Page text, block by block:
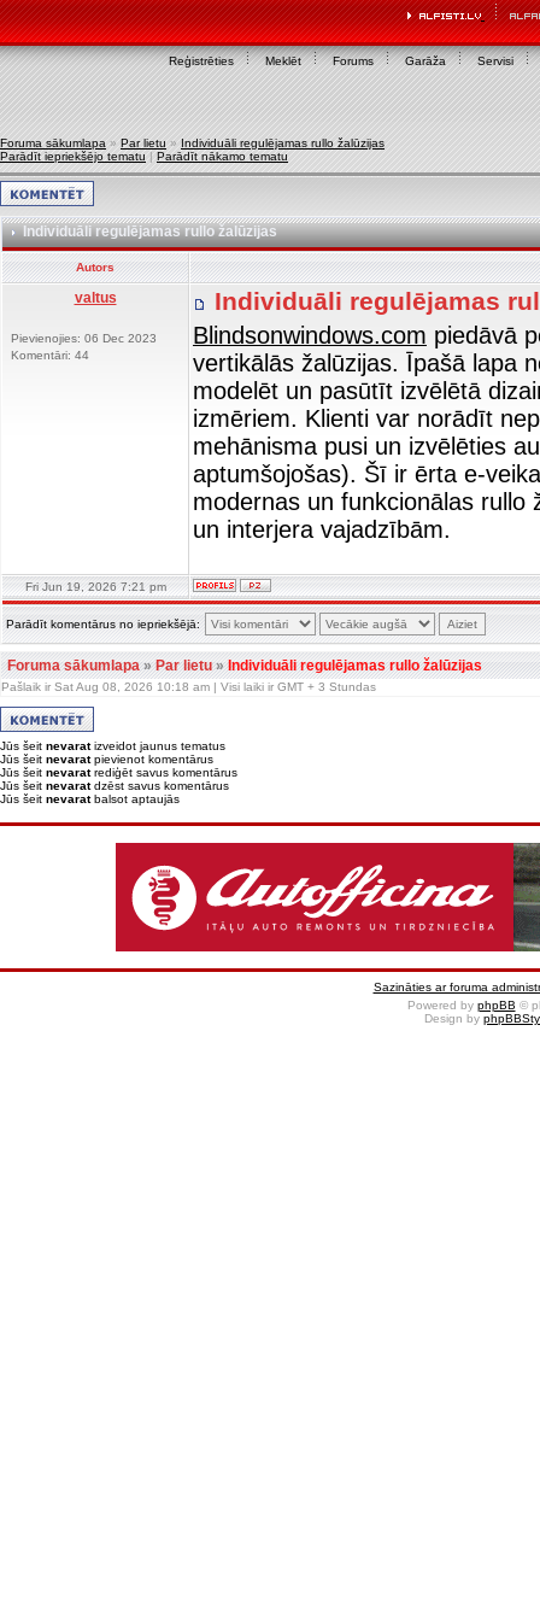
Reģistrēties Meklēt Forums Garāža Servisi
Foruma sākumlapa » Par lietu » Individuāli regulējamas rullo žalūzijas
Parādīt iepriekšējo tematu | Parādīt nākamo tematu
Individuāli regulējamas rullo žalūzijas
Autors
valtus
Pievienojies: 06 Dec 2023
Komentāri: 44
Individuāli regulējamas
Blindsonwindows.com piedāvā
vertikālās žalūzijas. Īpašā lapa
modelēt un pasūtīt izvēlētā
izmēriem. Klienti var norādīt
mehānisma pusi un izvēlēties
aptumšojošas). Šī ir ērta e-
modernas un funkcionālas rullo
un interjera vajadzībām.
Fri Jun 19, 2026 7:21 pm
Parādīt komentārus no iepriekšējā:
Foruma sākumlapa»Par lietu»Individuāli regulējamas rullo žalūzijas
Pašlaik ir Sat Aug 08, 2026 10:18 am | Visi laiki ir GMT + 3 Stundas
Jūs šeit nevaratizveidot jaunus tematus
Jūs šeit nevaratpievienot komentārus
Jūs šeit nevaratrediģēt savus komentārus
Jūs šeit nevaratdzēst savus komentārus
Jūs šeit nevaratbalsot aptaujās
Sazināties ar foruma
Powered by phpBB ©
Design by